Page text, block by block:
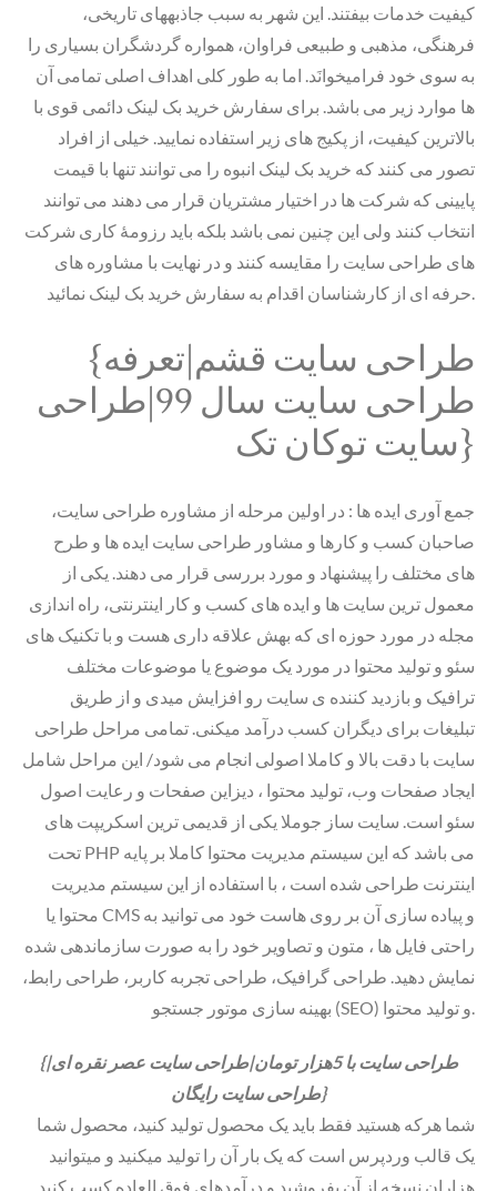
کیفیت خدمات بیفتند. این شهر به سبب جاذبههای تاریخی،
فرهنگی، مذهبی و طبیعی فراوان، همواره گردشگران بسیاری را
به سوی خود فرامیخوانَد. اما به طور کلی اهداف اصلی تمامی آن
ها موارد زیر می باشد. برای سفارش خرید بک لینک دائمی قوی با
بالاترین کیفیت، از پکیج های زیر استفاده نمایید. خیلی از افراد
تصور می کنند که خرید بک لینک انبوه را می توانند تنها با قیمت
پایینی که شرکت ها در اختیار مشتریان قرار می دهند می توانند
انتخاب کنند ولی این چنین نمی باشد بلکه باید رزومۀ کاری شرکت
های طراحی سایت را مقایسه کنند و در نهایت با مشاوره های
{طراحی سایت قشم|تعرفه
طراحی سایت سال 99|طراحی
سایت توکان تک}
جمع آوری ایده ها : در اولین مرحله از مشاوره طراحی سایت،
صاحبان کسب و کارها و مشاور طراحی سایت ایده ها و طرح
های مختلف را پیشنهاد و مورد بررسی قرار می دهند. یکی از
معمول ترین سایت ها و ایده های کسب و کار اینترنتی، راه اندازی
مجله در مورد حوزه ای که بهش علاقه داری هست و با تکنیک های
سئو و تولید محتوا در مورد یک موضوع یا موضوعات مختلف
ترافیک و بازدید کننده ی سایت رو افزایش میدی و از طریق
تبلیغات برای دیگران کسب درآمد میکنی. تمامی مراحل طراحی
سایت با دقت بالا و کاملا اصولی انجام می شود/ این مراحل شامل
ایجاد صفحات وب، تولید محتوا ، دیزاین صفحات و رعایت اصول
سئو است. سایت ساز جوملا یکی از قدیمی ترین اسکریپت های
تحت PHP می باشد که این سیستم مدیریت محتوا کاملا بر پایه
اینترنت طراحی شده است ، با استفاده از این سیستم مدیریت
محتوا یا CMS و پیاده سازی آن بر روی هاست خود می توانید به
راحتی فایل ها ، متون و تصاویر خود را به صورت سازماندهی شده
نمایش دهید. طراحی گرافیک، طراحی تجربه کاربر، طراحی رابط،
{طراحی سایت با 5هزار تومان|طراحی سایت عصر نقره ای|
طراحی سایت رایگان}
شما هرکه هستید فقط باید یک محصول تولید کنید، محصول شما
یک قالب وردپرس است که یک بار آن را تولید میکنید و میتوانید
هزاران نسخه از آن بفروشید و درآمدهای فوق العاده کسب کنید.